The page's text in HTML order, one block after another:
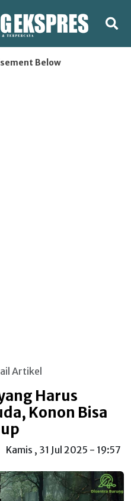
Below
Artikel
Harus
Konon Bisa
Kamis , 31 Jul 2025 - 19:57